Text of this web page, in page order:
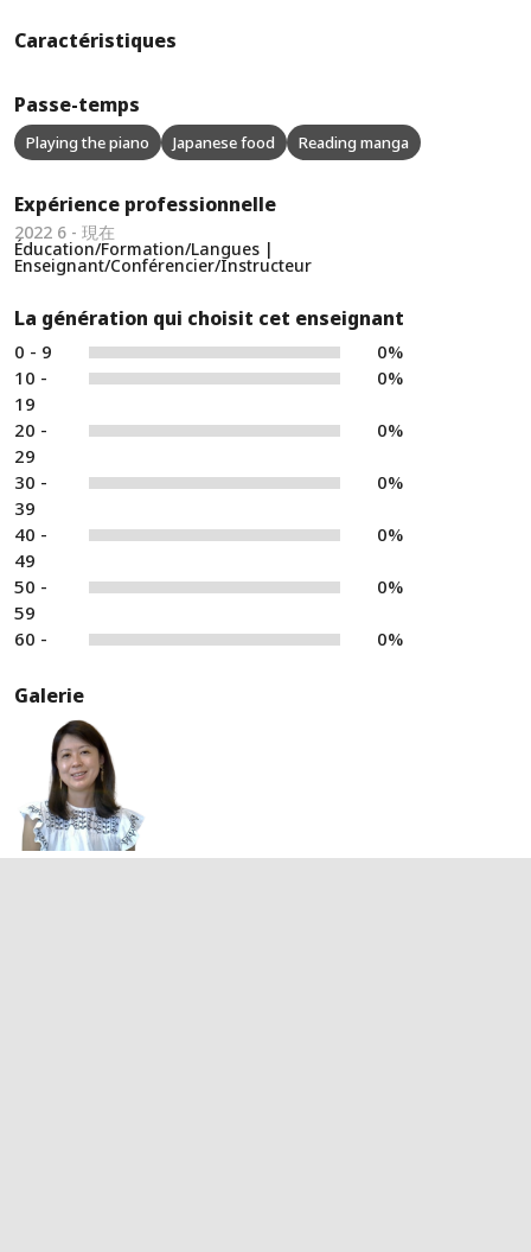
Caractéristiques
Passe-temps
Playing the piano Japanese food Reading manga
Expérience professionnelle
2022 6 - 現在
Éducation/Formation/Langues |
Enseignant/Conférencier/Instructeur
La génération qui choisit cet enseignant
0 - 9
0%
10 -
19
0%
20 -
29
0%
30 -
39
0%
40 -
49
0%
50 -
59
0%
60 - 0%
Galerie